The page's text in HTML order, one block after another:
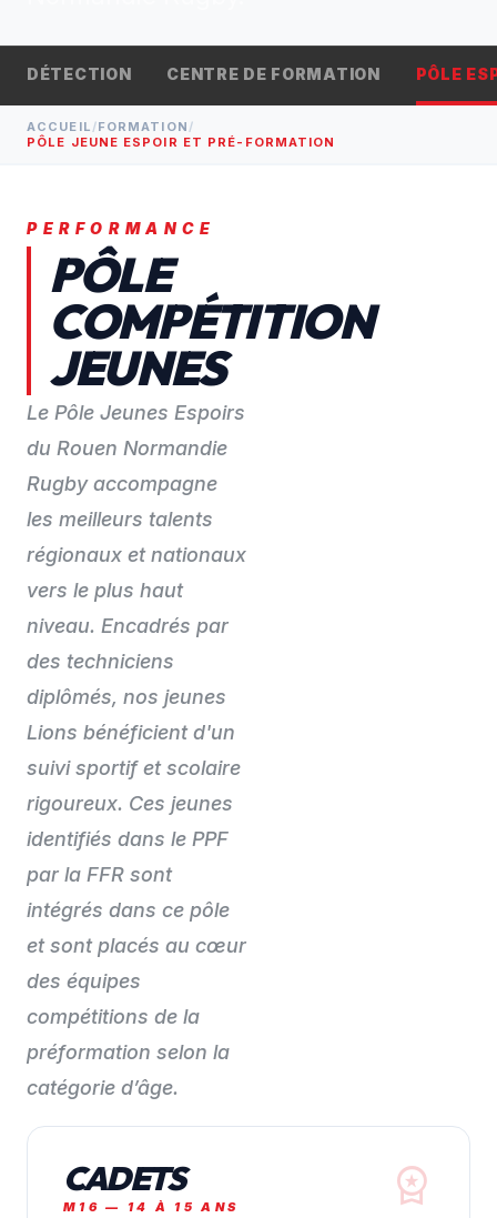
CONTACT
DÉTECTION CENTRE DE FORMATION PÔLE
ACCUEIL /FORMATION /
PÔLE JEUNE ESPOIR ET PRÉ-FORMATION
PERFORMANCE
PÔLE
COMPÉTITION
JEUNES
Le Pôle Jeunes Espoirs
du Rouen Normandie
Rugby accompagne
les meilleurs talents
régionaux et nationaux
vers le plus haut
niveau. Encadrés par
des techniciens
diplômés, nos jeunes
Lions bénéficient d'un
suivi sportif et scolaire
rigoureux. Ces jeunes
identifiés dans le PPF
par la FFR sont
intégrés dans ce pôle
et sont placés au cœur
des équipes
compétitions de la
préformation selon la
catégorie d’âge.
CADETS
M16 — 14 À 15 ANS workspace_premium